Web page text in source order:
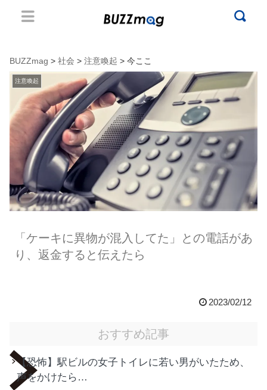
BUZZmag > 社会 > 注意喚起 > 今ここ
注意喚起
「ケーキに異物が混入してた」との電話があ
り、返金すると伝えたら
2023/02/12
おすすめ記事
【恐怖】駅ビルの女子トイレに若い男がいたため、
声をかけたら…